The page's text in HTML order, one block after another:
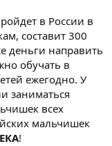
в России в
составит 300
деньги направить
обучать в
ежегодно. У
заниматься
всех
мальчишек
!